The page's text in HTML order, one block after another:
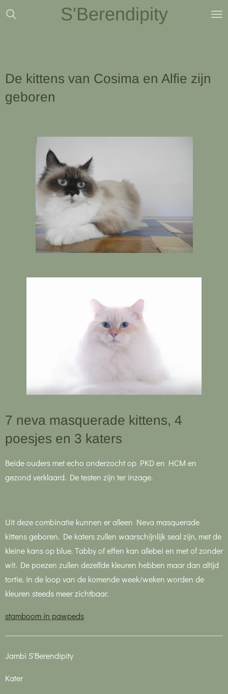
Ga
S'Berendipity
De kittens van Cosima en Alfie zijn
geboren
7 neva masquerade kittens, 4
poesjes en 3 katers
Beide ouders met echo onderzocht op PKD en HCM en
gezond verklaard. De testen zijn ter inzage.
Uit deze combinatie kunnen er alleen Neva masquerade
kittens geboren. De katers zullen waarschijnlijk seal zijn, met de
kleine kans op blue. Tabby of effen kan allebei en met of zonder
wit. De poezen zullen dezelfde kleuren hebben maar dan altijd
tortie. in de loop van de komende week/weken worden de
kleuren steeds meer zichtbaar.
stamboom in pawpeds
Jambi S'Berendipity
Kater